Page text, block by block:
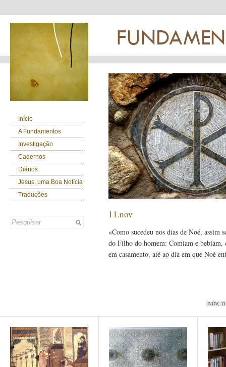
Início
A Fundamentos
Investigação
Cadernos
Diários
Jesus, uma Boa Notícia
Traduções
11.nov
«Como sucedeu nos dias de Noé, assim
do Filho do homem: Comiam e bebiam,
em casamento, até ao dia em que Noé
NOV,